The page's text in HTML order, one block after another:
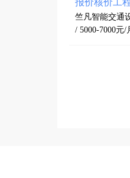
报价核价工
竺凡智能交通
/ 5000-7000元/